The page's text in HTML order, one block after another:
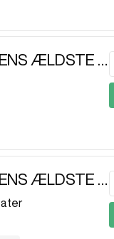
JAGTEN PÅ VERDENS ÆLDSTE DNA
JAGTEN PÅ VERDENS ÆLDSTE DNA EKSTRA